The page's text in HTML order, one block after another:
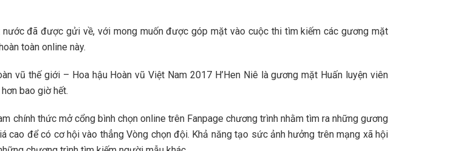
đã được gửi về, với mong muốn được góp mặt vào cuộc thi tìm kiếm các gương mặt
toàn online này.
vũ thế giới – Hoa hậu Hoàn vũ Việt Nam 2017 H’Hen Niê là gương mặt Huấn luyện viên
bao giờ hết.
chính thức mở cổng bình chọn online trên Fanpage chương trình nhằm tìm ra những gương
để có cơ hội vào thẳng Vòng chọn đội. Khả năng tạo sức ảnh hưởng trên mạng xã hội